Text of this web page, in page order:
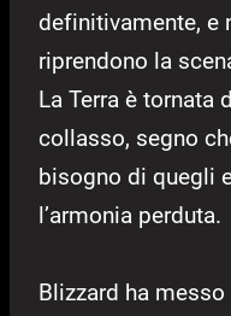
definitivamente, e
riprendono la
La Terra è tornata
collasso, segno
bisogno di quegli
l’armonia perduta.
Blizzard ha